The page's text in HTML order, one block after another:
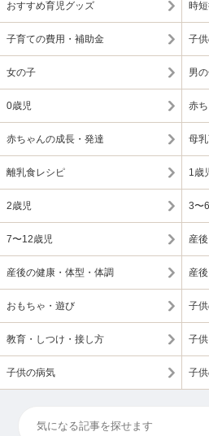
おすすめ育児グッズ 時
子育ての費用・補助金 子
女の子 男
0歳児 赤
赤ちゃんの成長・発達 母
離乳食レシピ 1歳
2歳児 3〜
7〜12歳児 産
産後の健康・体型・体調 産
おもちゃ・遊び 子
教育・しつけ・接し方 子
子供の病気 子